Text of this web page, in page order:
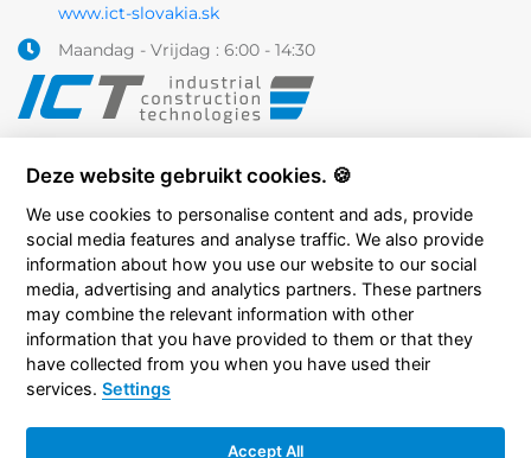
www.ict-slovakia.sk
Maandag - Vrijdag : 6:00 - 14:30
Deze website gebruikt cookies. 🍪
We use cookies to personalise content and ads, provide
social media features and analyse traffic. We also provide
information about how you use our website to our social
media, advertising and analytics partners. These partners
may combine the relevant information with other
information that you have provided to them or that they
have collected from you when you have used their
services.Settings
Accept All